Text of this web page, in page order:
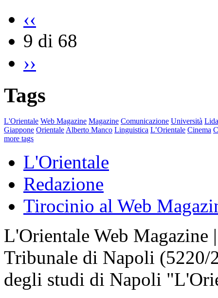
‹‹
9 di 68
››
Tags
L'Orientale Web Magazine Magazine Comunicazione Università
Giappone Orientale Alberto Manco Linguistica L’Orientale Cinema
more tags
L'Orientale
Redazione
Tirocinio al Web
L'Orientale Web Magazine
Tribunale di Napoli
degli studi di Napoli